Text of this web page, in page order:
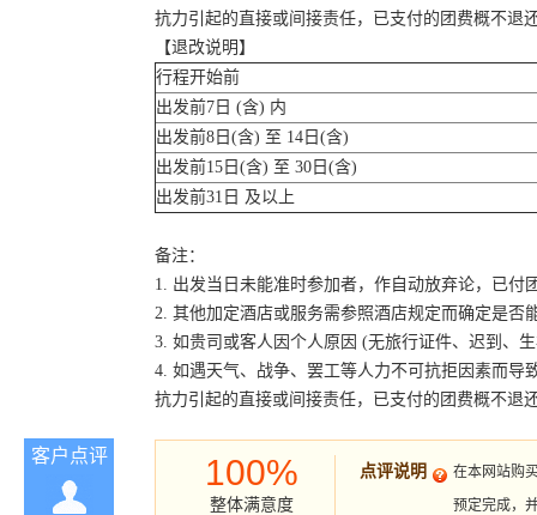
抗力引起的直接或间接责任，已支付的团费概不退
【退改说明】
行程开始前
出发前7日 (含) 内
出发前8日(含) 至 14日(含)
出发前15日(含) 至 30日(含)
出发前31日 及以上
备注：
1. 出发当日未能准时参加者，作自动放弃论，已付
2. 其他加定酒店或服务需参照酒店规定而确定是否
3. 如贵司或客人因个人原因 (无旅行证件、迟到、
4. 如遇天气、战争、罢工等人力不可抗拒因素而
抗力引起的直接或间接责任，已支付的团费概不退
客户点评 100%
整体满意度
点评说明
在本网站购
预定完成，